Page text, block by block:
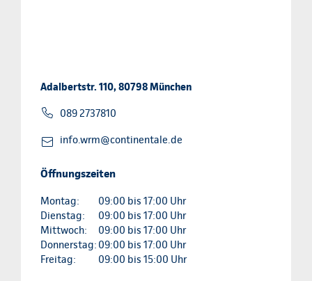
Adalbertstr. 110, 80798 München
089 2737810
info.wrm@continentale.de
Öffnungszeiten
Montag:
09:00 bis 17:00 Uhr
Dienstag:
09:00 bis 17:00 Uhr
Mittwoch:
09:00 bis 17:00 Uhr
Donnerstag: 09:00 bis 17:00 Uhr
Freitag:
09:00 bis 15:00 Uhr